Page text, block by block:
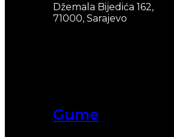
Gume
Džemala Bijedića 162,
71000, Sarajevo